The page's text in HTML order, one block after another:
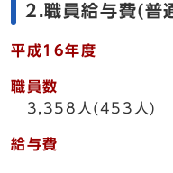
2.職員給与費(普
平成16年度
職員数
3,358人(453人)
給与費